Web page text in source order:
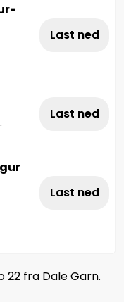
Last ned
Last ned
Last ned
22 fra Dale Garn.